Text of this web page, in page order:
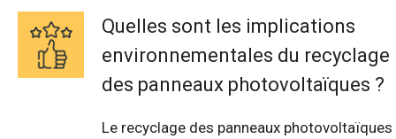
Quelles sont les implications
environnementales du recyclage
des panneaux photovoltaïques ?
Le recyclage des panneaux photovoltaïques